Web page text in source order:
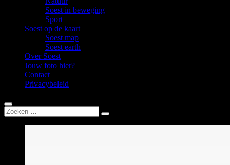
Soest in beweging
Sport
Soest op de kaart
Soest map
Soest earth
Over Soest
Jouw foto hier?
Contact
Privacybeleid